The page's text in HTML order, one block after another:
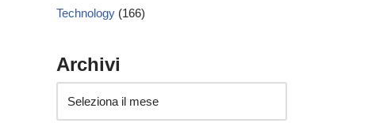
Technology (166)
Archivi